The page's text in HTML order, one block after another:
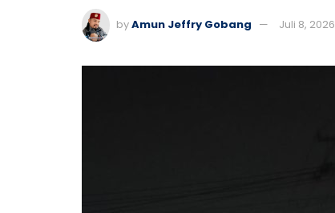
byAmun Jeffry Gobang Juli 8, 2026